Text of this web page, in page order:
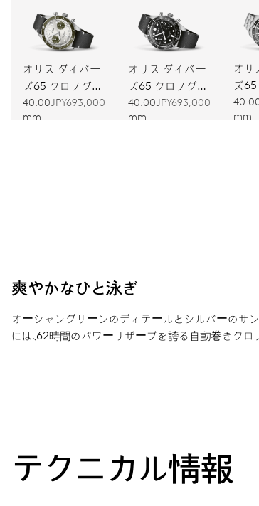
オリス ダイバー
ズ65 クロノグラ
フ
40.00
mm
JPY693,000
オリス ダイバー
ズ65 クロノグラ
フ
40.00
mm
JPY693,000
オリ
ズ
フ
mm
爽やかなひと泳ぎ
オーシャングリーンのディテールとシルバーのサ
には、62時間のパワーリザーブを誇る自動巻きクロ
テクニカル情報